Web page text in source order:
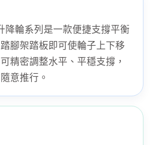
降輪系列是一款便捷支撐平衡
腳架踏板即可使輪子上下移
精密調整水平、平穩支撐，
意推行。